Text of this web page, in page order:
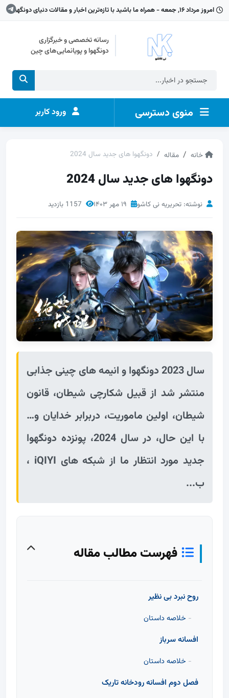
امروز مرداد ۱۶, جمعه - همراه ما باشید با تازه‌ترین اخبار و مقالات دنیای دونگهوا
رسانه تخصصی و خبرگزاری
دونگهوا و پویانمایی‌های چین
منوی دسترسی ورود کاربر
خانه مقاله دونگهوا های جدید سال 2024
دونگهوا های جدید سال 2024
نوشته: تحریریه نی کاشو ۱۹ مهر ۱۴۰۳
سال 2023 دونگهوا و انیمه های چینی جذابی
منتشر شد از قبیل شکارچی شیطان، قانون
شیطان، اولین ماموریت، دربرابر خدایان و…
با این حال، در سال 2024، پونزده دونگهوا
جدید مورد انتظار ما از شبکه های iQIYI ،
ب...
فهرست مطالب مقاله
روح نبرد بی نظیر
خلاصه داستان
افسانه سرباز
خلاصه داستان
فصل دوم افسانه رودخانه تاریک